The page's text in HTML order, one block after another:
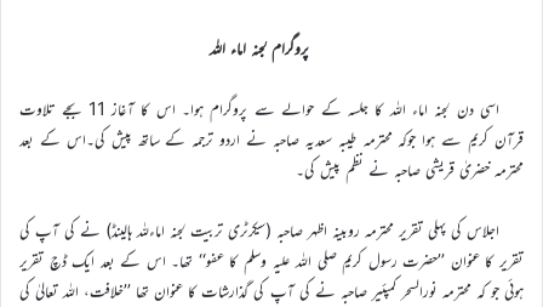
پروگرام لجنہ اماء اللہ
اسی دن لجنہ اماء اللہ کا جلسہ کے حوالے سے پروگرام ہوا۔ اس کا آغاز 11 بجے تلاوت
قرآن کریم سے ہوا جوکہ محترمہ طیبہ سعدیہ صاحبہ نے اردو ترجمہ کے ساتھ پیش کی۔اس کے بعد
محترمہ خضریٰ قریشی صاحبہ نے نظم پیش کی۔
اجلاس کی پہلی تقریر محترمہ روبینہ اظہر صاحبہ (سیکرٹری تربیت لجنہ اماءللہ ہالینڈ) نے کی آپ کی
تقریر کا عنوان ’’حضرت رسول کریم صلی اللہ علیہ وسلم کا عفو‘‘ تھا۔ اس کے بعد ایک ڈچ تقریر
ہوئی جو کہ محترمہ نورالسحر کمپئیر صاحبہ نے کی آپ کی گذارشات کا عنوان تھا ’’خلافت، اللہ تعالیٰ کی